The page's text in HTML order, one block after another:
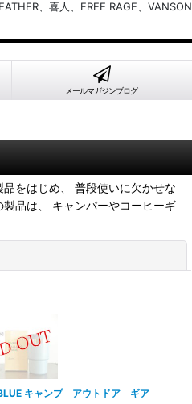
、喜人、FREE RAGE、VANSON
メールマガジンブログ
をはじめ、 普段使いに欠かせな
品は、 キャンパーやコーヒーギ
キャンプ アウトドア ギア